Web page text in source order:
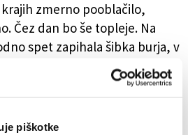
piškotke
zmerno pooblačilo,
Čez dan bo še topleje. Na
spet zapihala šibka burja, v
smeri. V četrtek bo
v severnih krajih bo sprva